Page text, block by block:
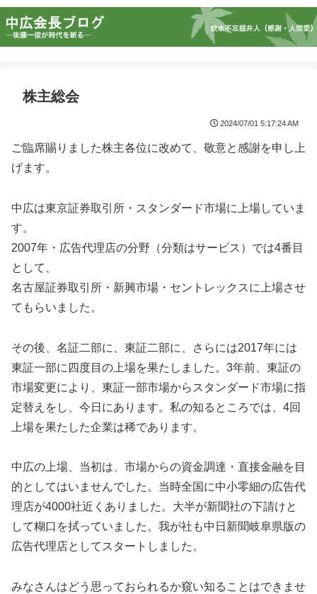
株主総会
2024/07/01 5:17:24 AM
ご臨席賜りました株主各位に改めて、敬意と感謝を申し上
げます。
中広は東京証券取引所・スタンダード市場に上場していま
す。
2007年・広告代理店の分野（分類はサービス）では4番目
として、
名古屋証券取引所・新興市場・セントレックスに上場させ
てもらいました。
その後、名証二部に、東証二部に、さらには2017年には
東証一部に四度目の上場を果たしました。3年前、東証の
市場変更により、東証一部市場からスタンダード市場に指
定替えをし、今日にあります。私の知るところでは、4回
上場を果たした企業は稀であります。
中広の上場、当初は、市場からの資金調達・直接金融を目
的としてはいませんでした。当時全国に中小零細の広告代
理店が4000社近くありました。大半が新聞社の下請けと
して糊口を拭っていました。我が社も中日新聞岐阜県版の
広告代理店としてスタートしました。
みなさんはどう思っておられるか窺い知ることはできませ